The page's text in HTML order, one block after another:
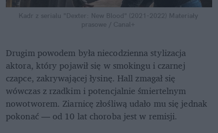
Kadr z serialu "Dexter: New Blood" (2021-2022) Materiały
prasowe / Canal+
Drugim powodem była niecodzienna stylizacja
aktora, który pojawił się w smokingu i czarnej
czapce, zakrywającej łysinę. Hall zmagał się
wówczas z rzadkim i potencjalnie śmiertelnym
nowotworem. Ziarnicę złośliwą udało mu się jednak
pokonać — od 10 lat choroba jest w remisji.